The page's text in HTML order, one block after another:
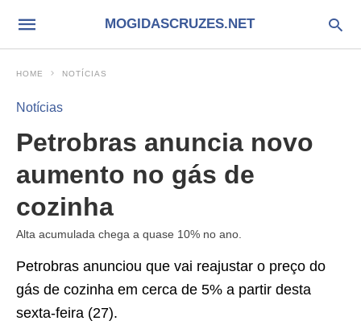
MOGIDASCRUZES.NET
HOME NOTÍCIAS
Notícias
Petrobras anuncia novo
aumento no gás de
cozinha
Alta acumulada chega a quase 10% no ano.
Petrobras anunciou que vai reajustar o preço do
gás de cozinha em cerca de 5% a partir desta
sexta-feira (27).